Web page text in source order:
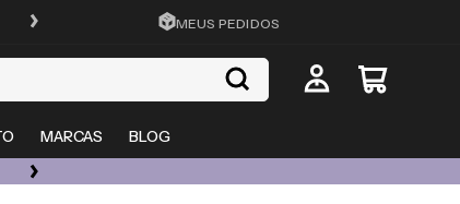
FRETE GRÁTIS EM TODO O SITE
MEUS PEDIDOS
MARCAS BLOG
ÓCULOS DE GRAU, SOL E LENTES COM ATÉ 50% OFF + 20% EXTRA